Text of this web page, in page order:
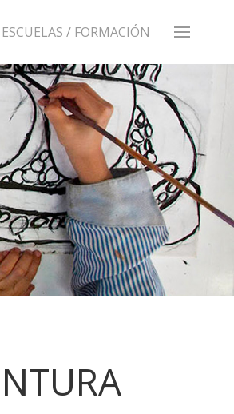
ESCUELAS / FORMACIÓN